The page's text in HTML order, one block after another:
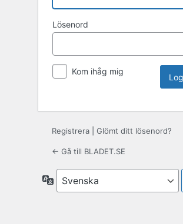
Lösenord
Kom ihåg mig
Registrera Glömt ditt lösenord?
← Gå till BLADET.SE
Språk